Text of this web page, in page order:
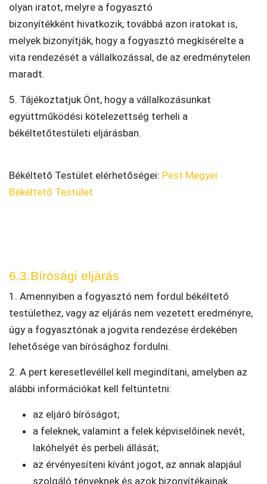
olyan iratot, melyre a fogyasztó
bizonyítékként hivatkozik, továbbá azon iratokat is,
melyek bizonyítják, hogy a fogyasztó megkísérelte a
vita rendezését a vállalkozással, de az eredménytelen
maradt.
5. Tájékoztatjuk Önt, hogy a vállalkozásunkat
együttműködési kötelezettség terheli a
békéltetőtestületi eljárásban.
Békéltető Testület elérhetőségei: Pest Megyei
Békéltető Testület
6.3.Bírósági eljárás
1. Amennyiben a fogyasztó nem fordul békéltető
testülethez, vagy az eljárás nem vezetett eredményre,
úgy a fogyasztónak a jogvita rendezése érdekében
lehetősége van bírósághoz fordulni.
2. A pert keresetlevéllel kell megindítani, amelyben az
alábbi információkat kell feltüntetni:
az eljáró bíróságot;
a feleknek, valamint a felek képviselőinek nevét,
lakóhelyét és perbeli állását;
az érvényesíteni kívánt jogot, az annak alapjául
szolgáló tényeknek és azok bizonyítékainak